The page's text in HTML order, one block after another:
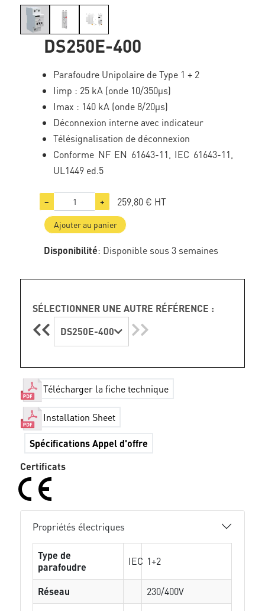
DS250E-400
Parafoudre Unipolaire de Type 1 + 2
Iimp : 25 kA (onde 10/350µs)
Imax : 140 kA (onde 8/20µs)
Déconnexion interne avec indicateur
Télésignalisation de déconnexion
Conforme NF EN 61643-11, IEC 61643-11,
UL1449 ed.5
− + 259,80 € HT
Ajouter au panier
Disponibilité: Disponible sous 3 semaines
SÉLECTIONNER UNE AUTRE RÉFÉRENCE :
DS250E-400
Télécharger la fiche technique
Installation Sheet
Spécifications Appel d'offre
Certificats
Propriétés électriques
Type de
parafoudre
IEC 1+2
Réseau
230/400V